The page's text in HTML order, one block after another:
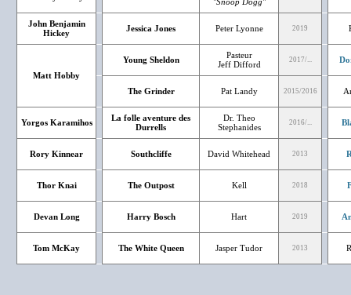
John Benjamin
Hickey
Jessica Jones Peter Lyonne 2019
Matt Hobby
Young Sheldon
Pasteur
Jeff Difford
2017/...
The Grinder Pat Landy 2015/2016
Yorgos Karamihos
La folle aventure des
Durrells
Dr. Theo
Stephanides
2016/...
Rory Kinnear Southcliffe David Whitehead 2013
Thor Knai The Outpost Kell 2018
Devan Long Harry Bosch Hart 2019
Tom McKay The White Queen Jasper Tudor 2013